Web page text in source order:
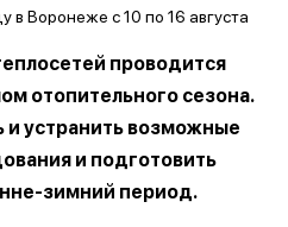
проводится
отопительного сезона.
и устранить возможные
и подготовить
зимний период.